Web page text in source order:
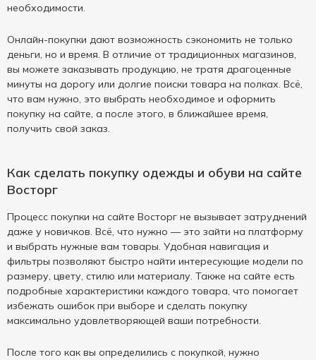
необходимости.
Онлайн-покупки дают возможность сэкономить не только
деньги, но и время. В отличие от традиционных магазинов,
вы можете заказывать продукцию, не тратя драгоценные
минуты на дорогу или долгие поиски товара на полках. Всё,
что вам нужно, это выбрать необходимое и оформить
покупку на сайте, а после этого, в ближайшее время,
получить свой заказ.
Как сделать покупку одежды и обуви на сайте
Восторг
Процесс покупки на сайте Восторг не вызывает затруднений
даже у новичков. Всё, что нужно — это зайти на платформу
и выбрать нужные вам товары. Удобная навигация и
фильтры позволяют быстро найти интересующие модели по
размеру, цвету, стилю или материалу. Также на сайте есть
подробные характеристики каждого товара, что помогает
избежать ошибок при выборе и сделать покупку
максимально удовлетворяющей ваши потребности.
После того как вы определились с покупкой, нужно